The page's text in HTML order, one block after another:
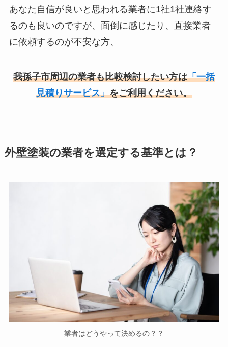
あなた自信が良いと思われる業者に1社1社連絡す
るのも良いのですが、面倒に感じたり、直接業者
に依頼するのが不安な方、
我孫子市周辺の業者も比較検討したい方は「一括
見積りサービス」をご利用ください。
外壁塗装の業者を選定する基準とは？
業者はどうやって決めるの？？